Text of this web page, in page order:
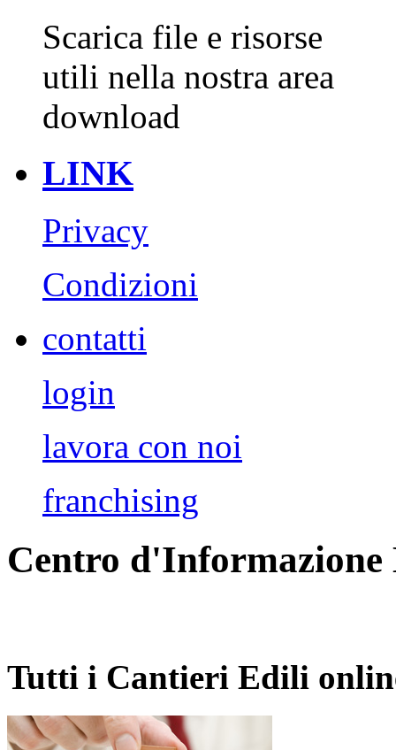
Scarica file e risorse
utili nella nostra area
download
LINK
Privacy
Condizioni
contatti
login
lavora con noi
franchising
Centro d'Informazione
Tutti i Cantieri Edili